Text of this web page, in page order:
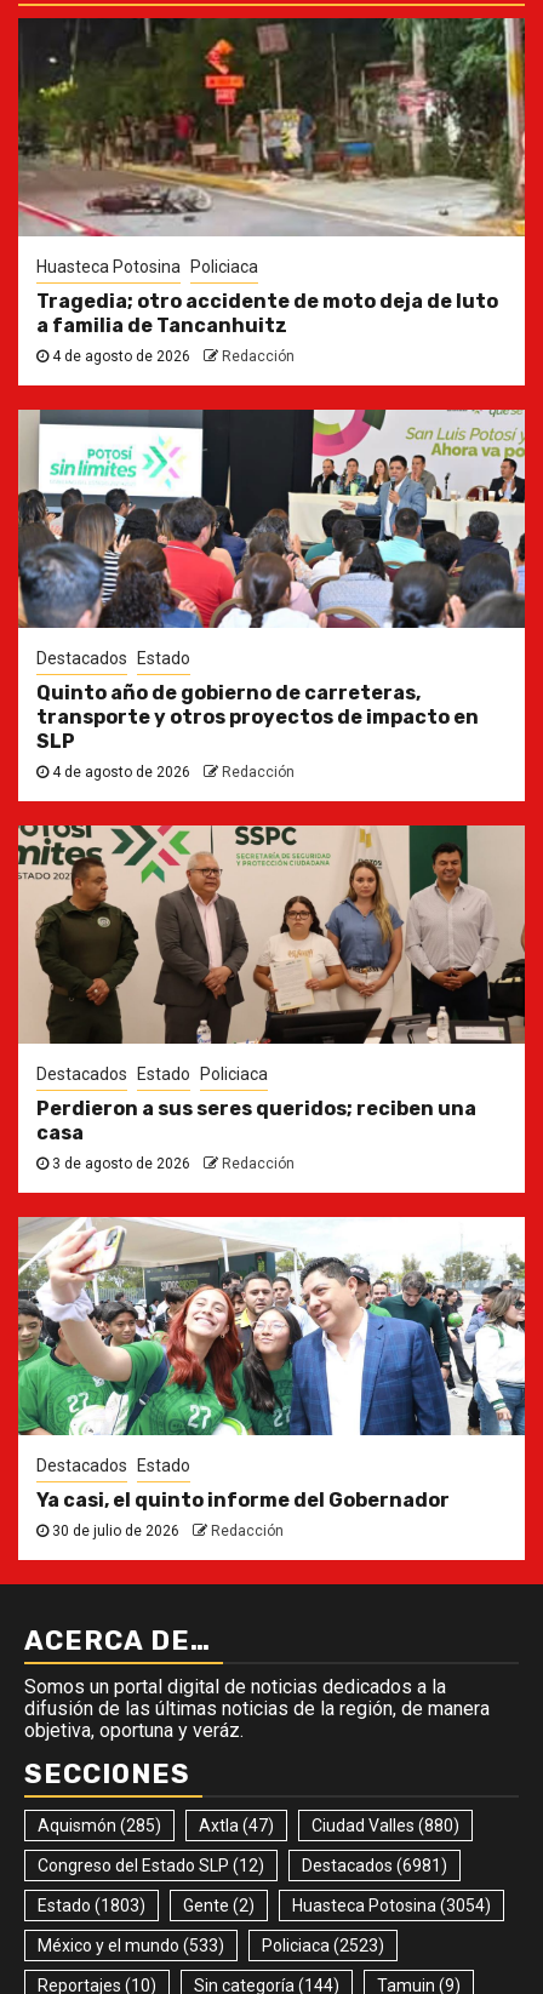
Huasteca Potosina Policiaca
Tragedia; otro accidente de moto deja de luto
a familia de Tancanhuitz
4 de agosto de 2026 Redacción
Destacados Estado
Quinto año de gobierno de carreteras,
transporte y otros proyectos de impacto en
SLP
4 de agosto de 2026 Redacción
Destacados Estado Policiaca
Perdieron a sus seres queridos; reciben una
casa
3 de agosto de 2026 Redacción
Destacados Estado
Ya casi, el quinto informe del Gobernador
30 de julio de 2026 Redacción
ACERCA DE…
Somos un portal digital de noticias dedicados a la
difusión de las últimas noticias de la región, de manera
objetiva, oportuna y veráz.
SECCIONES
Aquismón (285) Axtla (47) Ciudad Valles (880)
Congreso del Estado SLP (12) Destacados (6981)
Estado (1803) Gente (2) Huasteca Potosina (3054)
México y el mundo (533) Policiaca (2523)
Reportajes (10) Sin categoría (144) Tamuin (9)